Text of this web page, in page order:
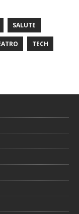
SALUTE
TECH